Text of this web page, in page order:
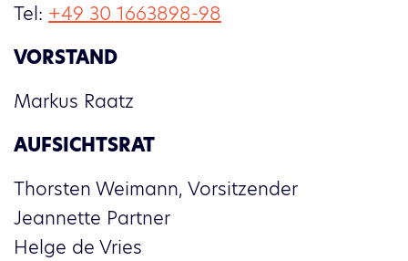
Tel: +49 30 1663898-98
VORSTAND
Markus Raatz
AUFSICHTSRAT
Thorsten Weimann, Vorsitzender
Jeannette Partner
Helge de Vries